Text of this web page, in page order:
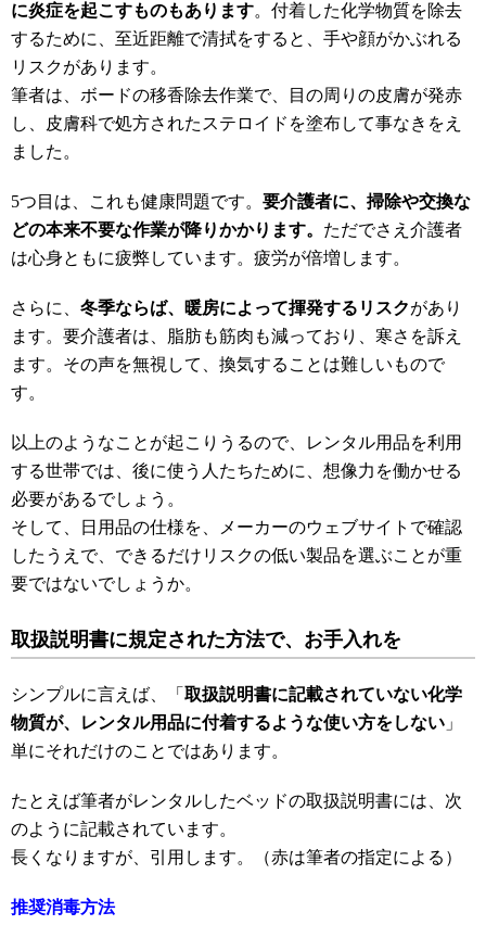
に炎症を起こすものもあります。付着した化学物質を除去
するために、至近距離で清拭をすると、手や顔がかぶれる
リスクがあります。
筆者は、ボードの移香除去作業で、目の周りの皮膚が発赤
し、皮膚科で処方されたステロイドを塗布して事なきをえ
ました。
5つ目は、これも健康問題です。 要介護者に、掃除や交換な
どの本来不要な作業が降りかかります。 ただでさえ介護者
は心身ともに疲弊しています。疲労が倍増します。
さらに、 冬季ならば、暖房によって揮発するリスクがあり
ます。要介護者は、脂肪も筋肉も減っており、寒さを訴え
ます。その声を無視して、換気することは難しいもので
す。
以上のようなことが起こりうるので、レンタル用品を利用
する世帯では、後に使う人たちために、想像力を働かせる
必要があるでしょう。
そして、日用品の仕様を、メーカーのウェブサイトで確認
したうえで、できるだけリスクの低い製品を選ぶことが重
要ではないでしょうか。
取扱説明書に規定された方法で、お手入れを
シンプルに言えば、「 取扱説明書に記載されていない化学
物質が、レンタル用品に付着するような使い方をしない 」
単にそれだけのことではあります。
たとえば筆者がレンタルしたベッドの取扱説明書には、次
のように記載されています。
長くなりますが、引用します。（赤は筆者の指定による）
推奨消毒方法